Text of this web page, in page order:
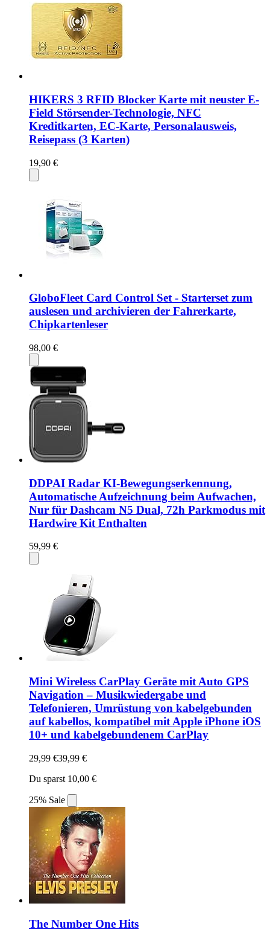
HIKERS 3 RFID Blocker Karte mit neuster E-
Field Störsender-Technologie, NFC
Kreditkarten, EC-Karte, Personalausweis,
Reisepass (3 Karten)
19,90 €
GloboFleet Card Control Set - Starterset zum
auslesen und archivieren der Fahrerkarte,
Chipkartenleser
98,00 €
DDPAI Radar KI-Bewegungserkennung,
Automatische Aufzeichnung beim Aufwachen,
Nur für Dashcam N5 Dual, 72h Parkmodus mit
Hardwire Kit Enthalten
59,99 €
Mini Wireless CarPlay Geräte mit Auto GPS
Navigation – Musikwiedergabe und
Telefonieren, Umrüstung von kabelgebunden
auf kabellos, kompatibel mit Apple iPhone iOS
10+ und kabelgebundenem CarPlay
29,99 €39,99 €
Du sparst 10,00 €
25% Sale
The Number One Hits